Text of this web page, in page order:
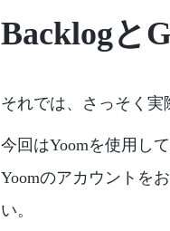
Backlogと
それでは、さっそく実
今回はYoomを使用し
Yoomのアカウントを
い。